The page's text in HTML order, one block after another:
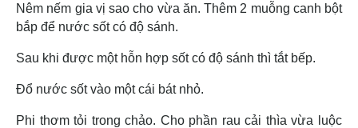
Nêm nếm gia vị sao cho vừa ăn. Thêm 2 muỗng canh bột
bắp để nước sốt có độ sánh.
Sau khi được một hỗn hợp sốt có độ sánh thì tắt bếp.
Đổ nước sốt vào một cái bát nhỏ.
Phi thơm tỏi trong chảo. Cho phần rau cải thìa vừa luộc